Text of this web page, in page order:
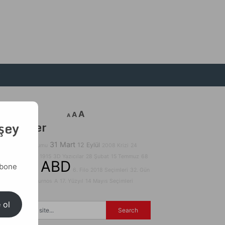
A AA
Etiketler
31 Mart 12 Eylül
2023 Seçimleri ABD
ol